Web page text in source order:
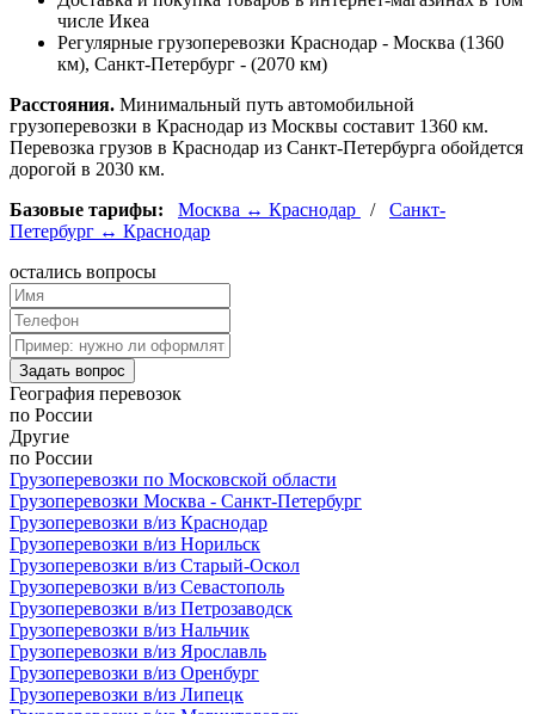
числе Икеа
Регулярные грузоперевозки Краснодар - Москва (1360
км), Санкт-Петербург - (2070 км)
Расстояния. Минимальный путь автомобильной
грузоперевозки в Краснодар из Москвы составит 1360 км.
Перевозка грузов в Краснодар из Санкт-Петербурга обойдется
дорогой в 2030 км.
Базовые тарифы:
Москва ↔ Краснодар / Санкт-
Петербург ↔ Краснодар
остались вопросы
Задать вопрос
География перевозок
по России
Другие
по России
Грузоперевозки по Московской области
Грузоперевозки Москва - Санкт-Петербург
Грузоперевозки в/из Краснодар
Грузоперевозки в/из Норильск
Грузоперевозки в/из Старый-Оскол
Грузоперевозки в/из Севастополь
Грузоперевозки в/из Петрозаводск
Грузоперевозки в/из Нальчик
Грузоперевозки в/из Ярославль
Грузоперевозки в/из Оренбург
Грузоперевозки в/из Липецк